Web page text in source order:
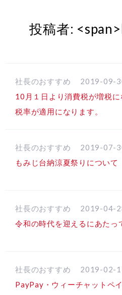
投稿者:
社長のおすすめ
2019-09-
10月１日より消費税が増税
税率が適用になります。
社長のおすすめ
2019-07-
もみじ台納涼夏祭りについて
社長のおすすめ
2019-04-
令和の時代を迎えるにあたっ
社長のおすすめ
2019-02-
PayPay・ウィーチャットペ